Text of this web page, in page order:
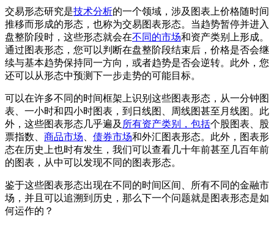
交易形态研究是技术分析的一个领域，涉及图表上价格随时间
推移而形成的形态，也称为交易图表形态。当趋势暂停并进入
盘整阶段时，这些形态就会在不同的市场和资产类别上形成。
通过图表形态，您可以判断在盘整阶段结束后，价格是否会继
续与基本趋势保持同一方向，或者趋势是否会逆转。此外，您
还可以从形态中预测下一步走势的可能目标。
可以在许多不同的时间框架上识别这些图表形态，从一分钟图
表、一小时和四小时图表，到日线图、周线图甚至月线图。此
外，这些图表形态几乎遍及 所有资产类别，包括个股图表、股
票指数、 商品市场 债券市场和外汇图表形态。此外，图表形
态在历史上也时有发生，我们可以查看几十年前甚至几百年前
的图表，从中可以发现不同的图表形态。
鉴于这些图表形态出现在不同的时间区间、所有不同的金融市
场，并且可以追溯到历史，那么下一个问题就是图表形态是如
何运作的？